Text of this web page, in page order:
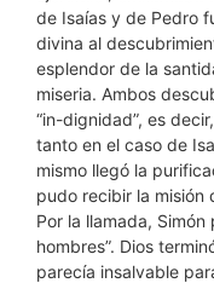
de Isaías y de Pedro
divina al
esplendor de la
miseria. Ambos
“in-dignidad”, es
tanto en el caso de
mismo llegó la
pudo recibir la misión
Por la llamada,
hombres”. Dios
parecía insalvable